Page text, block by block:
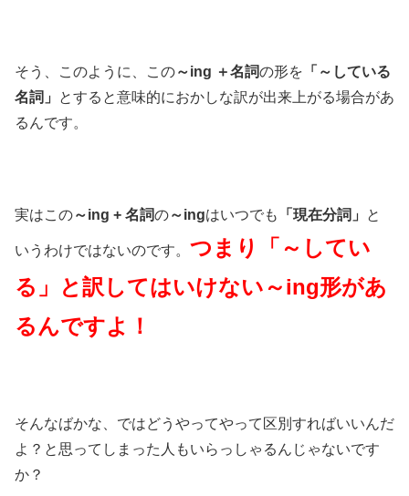
そう、このように、この～ing ＋名詞の形を 「～している
名詞」
とすると意味的におかしな訳が出来上がる場合があ
るんです。
実はこの～ing + 名詞の～ingはいつでも 「現在分詞」 と
いうわけではないのです。 つまり「～してい
る」と訳してはいけない～ing形があ
るんですよ！
そんなばかな、ではどうやってやって区別すればいいんだ
よ？と思ってしまった人もいらっしゃるんじゃないです
か？